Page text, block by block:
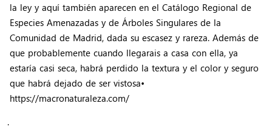
la ley y aquí también aparecen en el Catálogo Regional de
Especies Amenazadas y de Árboles Singulares de la
Comunidad de Madrid, dada su escasez y rareza. Además de
que probablemente cuando llegarais a casa con ella, ya
estaría casi seca, habrá perdido la textura y el color y seguro
que habrá dejado de ser vistosa•
https://macronaturaleza.com/
.